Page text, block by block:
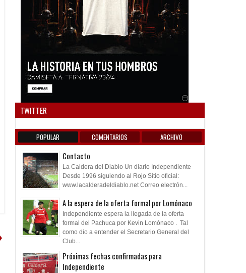
TWITTER
POPULAR COMENTARIOS ARCHIVO
Contacto
La Caldera del Diablo Un diario Independiente
Desde 1996 siguiendo al Rojo Sitio oficial:
www.lacalderadeldiablo.net Correo electrón...
A la espera de la oferta formal por Lomónaco
Independiente espera la llegada de la oferta
formal del Pachuca por Kevin Lomónaco . Tal
como dio a entender el Secretario General del
Club...
Próximas fechas confirmadas para
Independiente